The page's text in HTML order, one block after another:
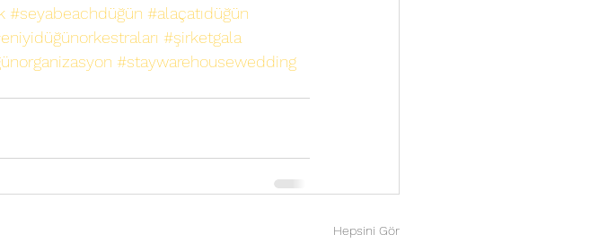
#seyabeachdüğün #alaçatıdüğün
#şirketgala
#staywarehousewedding
Hepsini Gör